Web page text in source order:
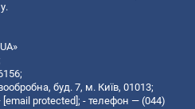
буд. 7, м. Київ, 01013;
[email protected] ; - телефон — (044)